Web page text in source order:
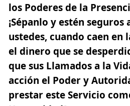
los Poderes de la
¡Sépanlo y estén seguros
ustedes, cuando caen en
el dinero que se
que sus Llamados a la
acción el Poder y
prestar este Servicio